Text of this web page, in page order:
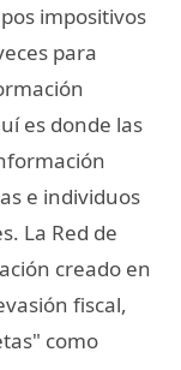
impositivos
para
es donde las
e individuos
La Red de
creado en
fiscal,
como